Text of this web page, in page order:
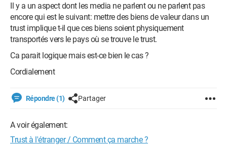
Il y a un aspect dont les media ne parlent ou ne parlent pas
encore qui est le suivant: mettre des biens de valeur dans un
trust implique t-il que ces biens soient physiquement
transportés vers le pays où se trouve le trust.
Ca parait logique mais est-ce bien le cas ?
Cordialement
Répondre (1) Partager
A voir également:
Trust à l'étranger / Comment ça marche ?